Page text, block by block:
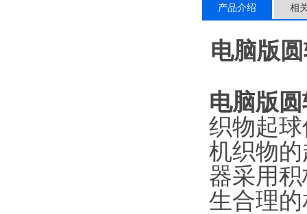
产品介绍 相
电脑版
电脑版
织物起
机织物
器采用
生合理